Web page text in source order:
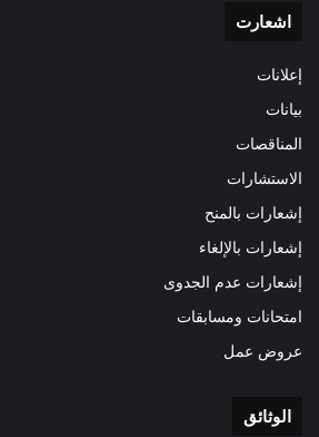
اشعارت
إعلانات
بيانات
المناقصات
الاستشارات
إشعارات بالمنح
إشعارات بالإلغاء
إشعارات عدم الجدوى
امتحانات ومسابقات
عروض عمل
الوثائق